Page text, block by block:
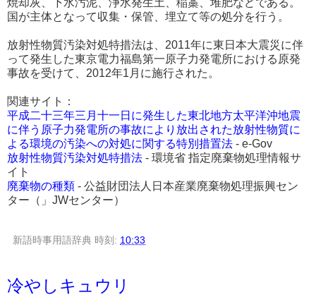
焼却灰、下水汚泥、浄水発生土、稲藁、堆肥などである。
国が主体となって収集・保管、埋立て等の処分を行う。
放射性物質汚染対処特措法は、2011年に東日本大震災に伴
って発生した東京電力福島第一原子力発電所における原発
事故を受けて、2012年1月に施行された。
関連サイト：
平成二十三年三月十一日に発生した東北地方太平洋沖地震
に伴う原子力発電所の事故により放出された放射性物質に
よる環境の汚染への対処に関する特別措置法 - e-Gov
放射性物質汚染対処特措法 - 環境省 指定廃棄物処理情報サ
イト
廃棄物の種類 - 公益財団法人日本産業廃棄物処理振興セン
ター（」JWセンター）
新語時事用語辞典 時刻: 10:33
冷やしキュウリ